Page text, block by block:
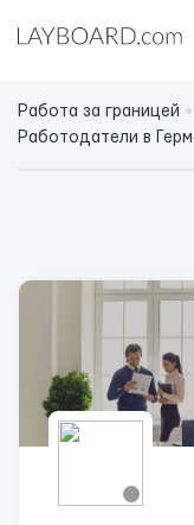
Работа за границей
Работодатели в